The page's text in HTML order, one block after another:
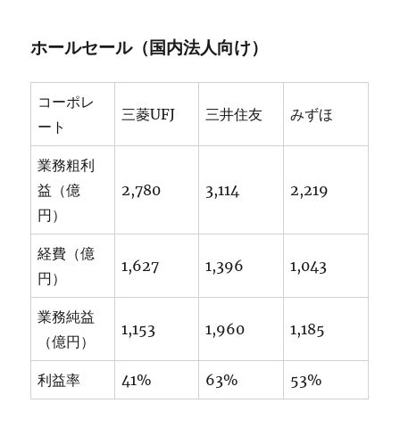
ホールセール（国内法人向け）
コーポレ
ート
三菱UFJ 三井住友 みずほ
業務粗利
益（億
円）
2,780 3,114 2,219
経費（億
円）
1,627 1,396 1,043
業務純益
（億円）
1,153 1,960 1,185
利益率 41% 63% 53%